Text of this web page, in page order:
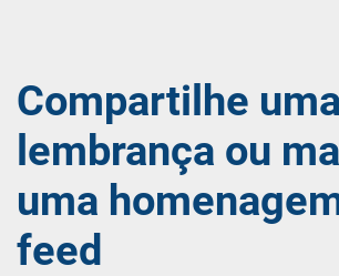
Compartilhe uma
lembrança ou
uma
feed